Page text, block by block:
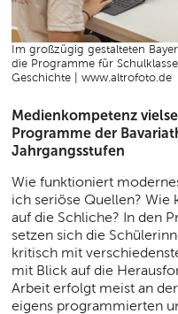
Im großzügig gestalteten
die Programme für
Geschichte | www.altrofoto.de
Medienkompetenz
Programme der
Jahrgangsstufen
Wie funktioniert
ich seriöse Quellen?
auf die Schliche? In den
setzen sich die
kritisch mit
mit Blick auf die
Arbeit erfolgt meist an
eigens programmierten